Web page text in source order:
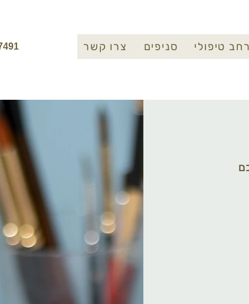
צרו קשר סניפים טיפולי